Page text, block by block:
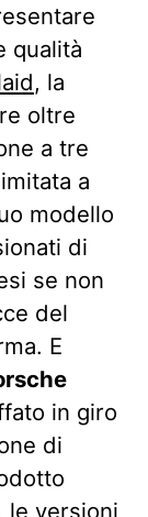
qualità
, la
oltre
a tre
a
modello
di
se non
del
E
in giro
di
le versioni